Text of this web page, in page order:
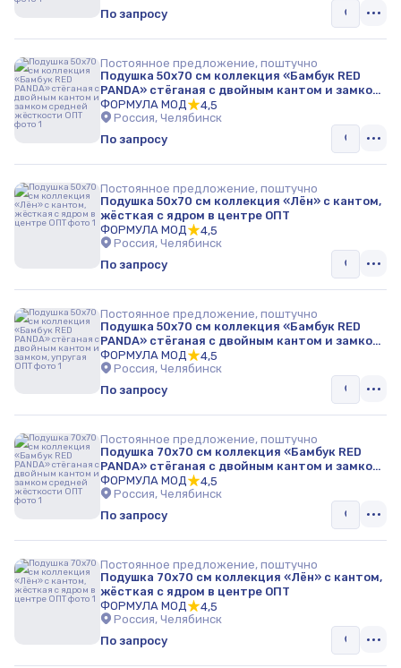
По запросу
Постоянное предложение, поштучно
Подушка 50х70 см коллекция «Бамбук RED
PANDA» стёганая с двойным кантом и замком
средней жёсткости ОПТ
ФОРМУЛА МОД
4,5
Россия, Челябинск
По запросу
Постоянное предложение, поштучно
Подушка 50х70 см коллекция «Лён» с кантом,
жёсткая с ядром в центре ОПТ
ФОРМУЛА МОД
4,5
Россия, Челябинск
По запросу
Постоянное предложение, поштучно
Подушка 50х70 см коллекция «Бамбук RED
PANDA» стёганая с двойным кантом и замком,
упругая ОПТ
ФОРМУЛА МОД
4,5
Россия, Челябинск
По запросу
Постоянное предложение, поштучно
Подушка 70х70 см коллекция «Бамбук RED
PANDA» стёганая с двойным кантом и замком
средней жёсткости ОПТ
ФОРМУЛА МОД
4,5
Россия, Челябинск
По запросу
Постоянное предложение, поштучно
Подушка 70х70 см коллекция «Лён» с кантом,
жёсткая с ядром в центре ОПТ
ФОРМУЛА МОД
4,5
Россия, Челябинск
По запросу